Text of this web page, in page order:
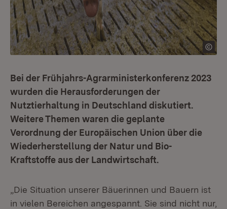
Bei der Frühjahrs-Agrarministerkonferenz 2023
wurden die Herausforderungen der
Nutztierhaltung in Deutschland diskutiert.
Weitere Themen waren die geplante
Verordnung der Europäischen Union über die
Wiederherstellung der Natur und Bio-
Kraftstoffe aus der Landwirtschaft.
„Die Situation unserer Bäuerinnen und Bauern ist
in vielen Bereichen angespannt. Sie sind nicht nur,